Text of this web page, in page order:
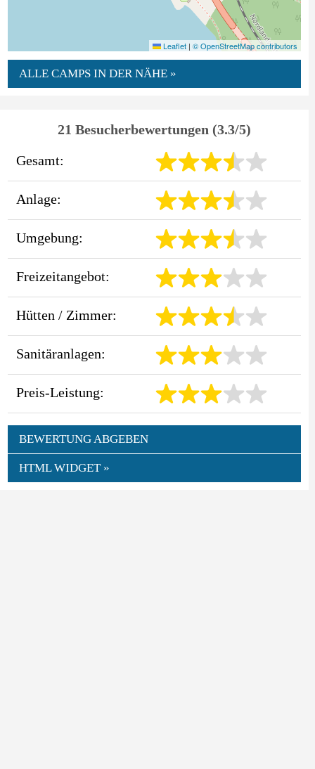
Leaflet | © OpenStreetMap contributors
ALLE CAMPS IN DER NÄHE »
21 Besucherbewertungen (3.3/5)
Gesamt:
Anlage:
Umgebung:
Freizeitangebot:
Hütten / Zimmer:
Sanitäranlagen:
Preis-Leistung:
BEWERTUNG ABGEBEN
HTML WIDGET »